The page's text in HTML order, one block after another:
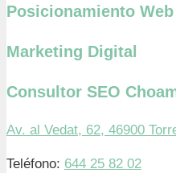
Posicionamiento Web
Marketing Digital
Consultor SEO
Av. al Vedat, 62, 46900
Teléfono: 644 25 82 02